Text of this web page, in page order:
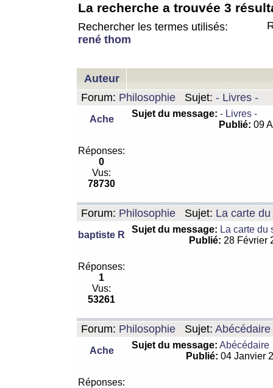
La recherche a trouvée 3
Rechercher les termes utilisés:
rené thom
Auteur
Forum: Philosophie Sujet: - Livres -
Ache
Sujet du message: - Livres -
Publié: 09
Réponses:
0
Vus:
78730
Forum: Philosophie Sujet: La carte
baptiste R
Sujet du message: La carte du
Publié: 28 Février
Réponses:
1
Vus:
53261
Forum: Philosophie Sujet: Abécédaire
Ache
Sujet du message: Abécédaire
Publié: 04 Janvier
Réponses: